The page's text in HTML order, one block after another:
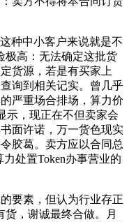
种中小客户来说就是不
极高：无法确定这批货
货源，若是有买家上
询到相关记实。曾几乎
严重场合排场，算力价
示，现正在不但卖家会
面许诺，万一货色现实
胶葛。卖方应以合同总
处置Token办事营业的
要素，但认为行业存正
，谢诚最终合做。月